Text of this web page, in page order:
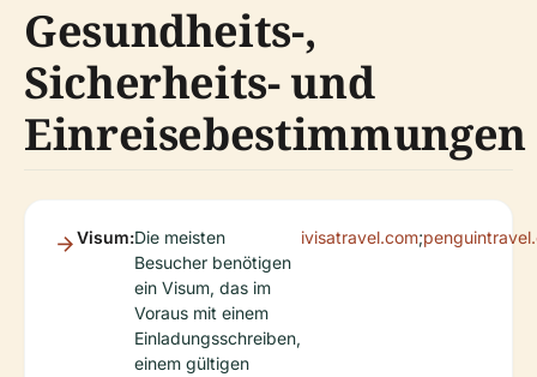
Gesundheits-,
Sicherheits- und
Einreisebestimmungen
Visum:Die meisten
Besucher benötigen
ein Visum, das im
Voraus mit einem
Einladungsschreiben,
einem gültigen
ivisatravel.com;